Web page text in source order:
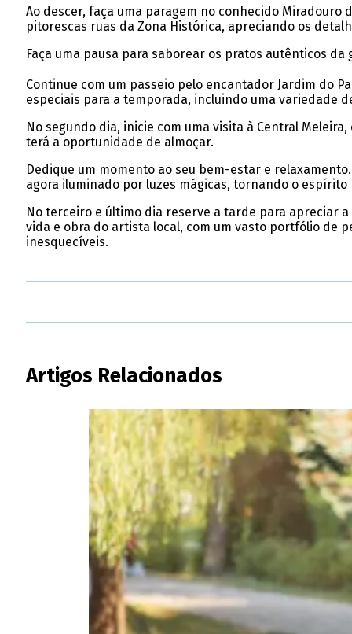
Ao descer, faça uma paragem no conhecido Miradouro
pitorescas ruas da Zona Histórica, apreciando os
Faça uma pausa para saborear os pratos autênticos
Continue com um passeio pelo encantador Jardim do
especiais para a temporada, incluindo uma variedade
No segundo dia, inicie com uma visita à Central
terá a oportunidade de almoçar.
Dedique um momento ao seu bem-estar e
agora iluminado por luzes mágicas, tornando o
No terceiro e último dia reserve a tarde para apreciar
vida e obra do artista local, com um vasto portfólio de
inesquecíveis.
Artigos Relacionados